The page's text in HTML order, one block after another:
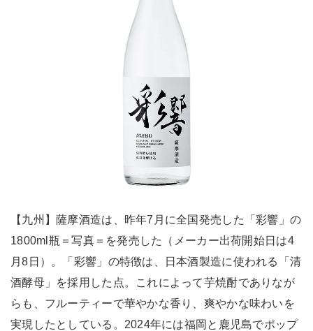
【九州】薩摩酒造は、昨年7月に全国発売した「彩響」の
1800ml瓶＝写真＝を発売した（メーカー出荷開始日は4
月8日）。「彩響」の特徴は、日本酒製造に使われる「清
酒酵母」を採用した点。これによって芋焼酎でありなが
らも、フルーティーで華やかな香り、爽やかな味わいを
実現したとしている。2024年には福岡と鹿児島でポップ